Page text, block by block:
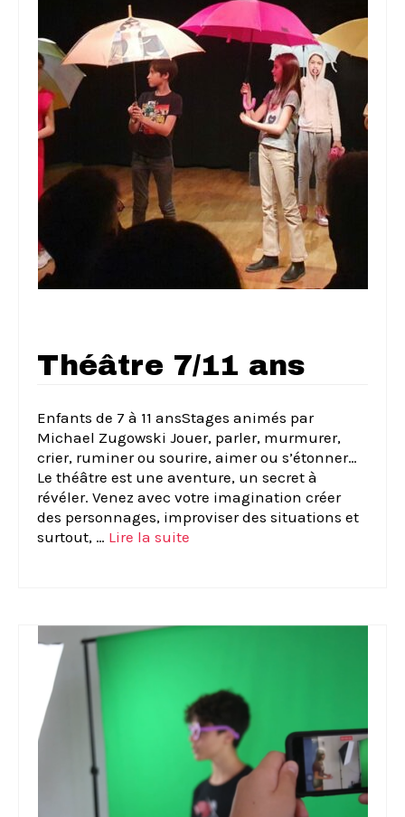
Théâtre 7/11 ans
Enfants de 7 à 11 ansStages animés par
Michael Zugowski Jouer, parler, murmurer,
crier, ruminer ou sourire, aimer ou s’étonner…
Le théâtre est une aventure, un secret à
révéler. Venez avec votre imagination créer
des personnages, improviser des situations et
surtout, … Lire la suite­­